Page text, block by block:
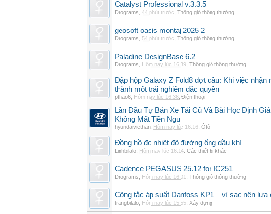
Catalyst Professional v.3.3.5
Drograms 44 phút trước Thông gió thông thường
geosoft oasis montaj 2025 2
Drograms 54 phút trước Thông gió thông thường
Paladine DesignBase 6.2
Drograms Hôm nay lúc 16:39 Thông gió thông thường
Đập hộp Galaxy Z Fold8 đợt đầu: Khi việc nhận
thành một trải nghiệm đặc quyền
pthao6 Hôm nay lúc 16:36 Điện thoại
Lần Đầu Tự Bán Xe Tải Cũ Và Bài Học Định
Không Mất Tiền Ngu
hyundaiviethan Hôm nay lúc 16:16 Ôtô
Đồng hồ đo nhiệt độ đường ống dầu khí
Linhbilalo Hôm nay lúc 16:14 Các thiết bị khác
Cadence PEGASUS 25.12 for IC251
Drograms Hôm nay lúc 16:01 Thông gió thông thường
Công tắc áp suất Danfoss KP1 – vì sao nên lựa
trangbilalo Hôm nay lúc 15:55 Xây dựng